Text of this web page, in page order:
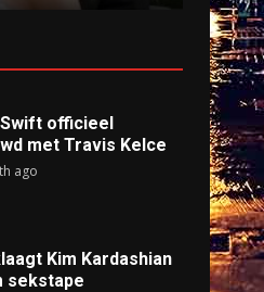
officieel
met Travis Kelce
ago
Kim Kardashian
sekstape